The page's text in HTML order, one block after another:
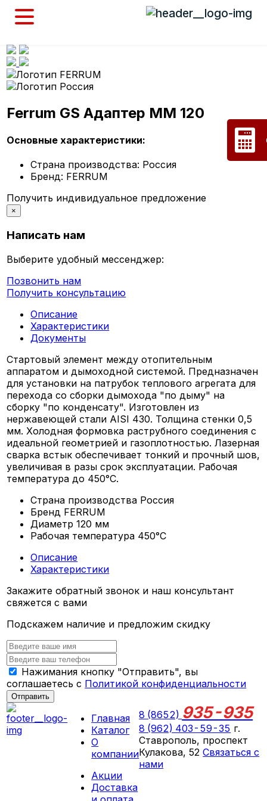
Ferrum GS Адаптер ММ 120
Основные характеристики:
Страна производства: Россия
Бренд: FERRUM
Получить индивидуальное предложение
×
Написать нам
Выберите удобный мессенджер:
Позвонить нам
Получить консультацию
Описание
Характеристики
Документы
Стартовый элемент между отопительным
аппаратом и дымоходной системой. Предназначен
для установки на патрубок теплового агрегата для
перехода со сборки дымохода "по дыму" на
сборку "по конденсату". Изготовлен из
нержавеющей стали AISI 430. Толщина стенки 0,5
мм. Холодная формовка раструбного соединения с
идеальной геометрией и газоплотностью. Лазерная
сварка встык обеспечивает тонкий и прочный шов,
увеличивая в разы срок эксплуатации. Рабочая
температура до 450°С.
Страна производства Россия
Бренд FERRUM
Диаметр 120 мм
Рабочая температура 450°С
Описание
Характеристики
Закажите обратный звонок и наш консультант
свяжется с вами
Подскажем наличие и предложим скидку
Нажимания кнопку "Отправить", вы
соглашаетесь с Политикой конфиденциальности
Отправить
Главная
Каталог
О
компании
Акции
Доставка
8 (8652) 935-935
8 (962) 403-59-35 г.
Ставрополь, проспект
Кулакова, 52Связаться с
нами